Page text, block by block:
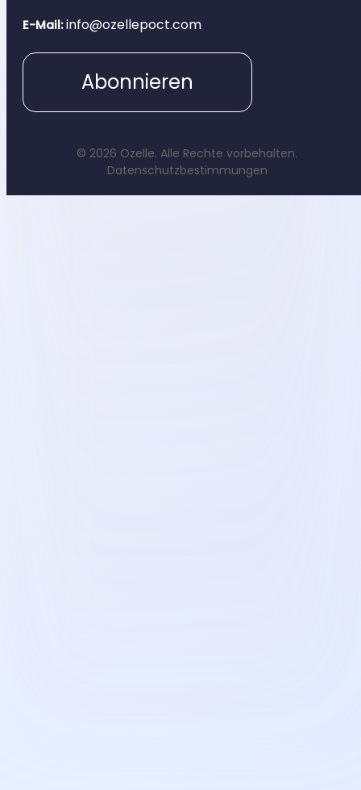
E-Mail: info@ozellepoct.com
Abonnieren
© 2026 Ozelle. Alle Rechte vorbehalten.
Datenschutzbestimmungen